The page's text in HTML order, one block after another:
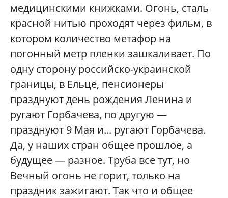
медицинскими книжками. Огонь, сталь
красной нитью проходят через фильм, в
котором количество метафор на
погонный метр пленки зашкаливает. По
одну сторону российско-украинской
границы, в Ельце, пенсионеры
празднуют день рождения Ленина и
ругают Горбачева, по другую —
празднуют 9 Мая и... ругают Горбачева.
Да, у наших стран общее прошлое, а
будущее — разное. Труба все тут, но
Вечный огонь не горит, только на
праздник зажигают. Так что и общее